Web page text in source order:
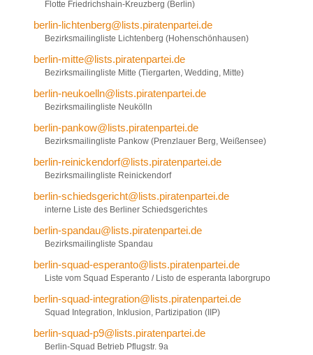
Flotte Friedrichshain-Kreuzberg (Berlin)
berlin-lichtenberg@lists.piratenpartei.de
Bezirksmailingliste Lichtenberg (Hohenschönhausen)
berlin-mitte@lists.piratenpartei.de
Bezirksmailingliste Mitte (Tiergarten, Wedding, Mitte)
berlin-neukoelln@lists.piratenpartei.de
Bezirksmailingliste Neukölln
berlin-pankow@lists.piratenpartei.de
Bezirksmailingliste Pankow (Prenzlauer Berg, Weißensee)
berlin-reinickendorf@lists.piratenpartei.de
Bezirksmailingliste Reinickendorf
berlin-schiedsgericht@lists.piratenpartei.de
interne Liste des Berliner Schiedsgerichtes
berlin-spandau@lists.piratenpartei.de
Bezirksmailingliste Spandau
berlin-squad-esperanto@lists.piratenpartei.de
Liste vom Squad Esperanto / Listo de esperanta laborgrupo
berlin-squad-integration@lists.piratenpartei.de
Squad Integration, Inklusion, Partizipation (IIP)
berlin-squad-p9@lists.piratenpartei.de
Berlin-Squad Betrieb Pflugstr. 9a